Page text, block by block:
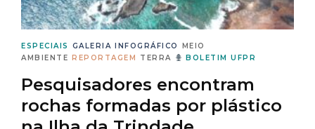
ESPECIAIS GALERIA INFOGRÁFICO
MEIO
AMBIENTE REPORTAGEM TERRA BOLETIM UFPR
Pesquisadores encontram
rochas formadas por plástico